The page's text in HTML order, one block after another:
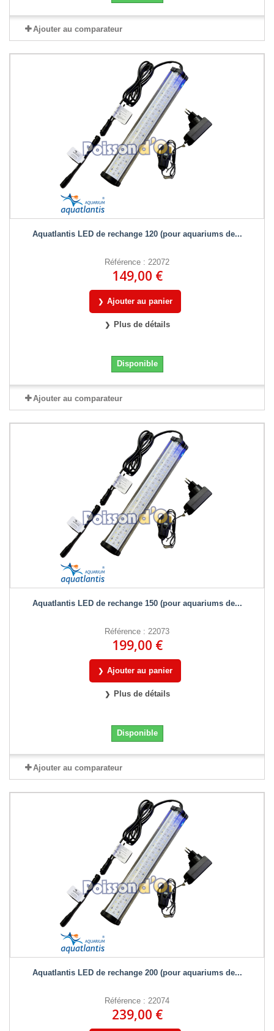
Ajouter au comparateur
Aquatlantis LED de rechange 120 (pour aquariums de...
Référence : 22072
149,00 €
Ajouter au panier
Plus de détails
Disponible
Ajouter au comparateur
Aquatlantis LED de rechange 150 (pour aquariums de...
Référence : 22073
199,00 €
Ajouter au panier
Plus de détails
Disponible
Ajouter au comparateur
Aquatlantis LED de rechange 200 (pour aquariums de...
Référence : 22074
239,00 €